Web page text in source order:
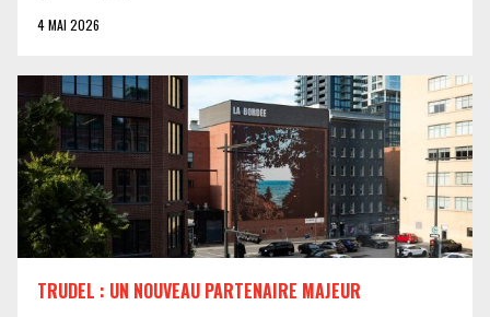
4 MAI 2026
TRUDEL : UN NOUVEAU PARTENAIRE MAJEUR